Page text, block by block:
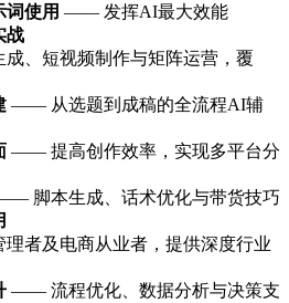
词使用 —— 发挥AI最大效能
战
、短视频制作与矩阵运营，覆
—— 从选题到成稿的全流程AI辅
—— 提高创作效率，实现多平台分
脚本生成、话术优化与带货技巧
理者及电商从业者，提供深度行业
—— 流程优化、数据分析与决策支